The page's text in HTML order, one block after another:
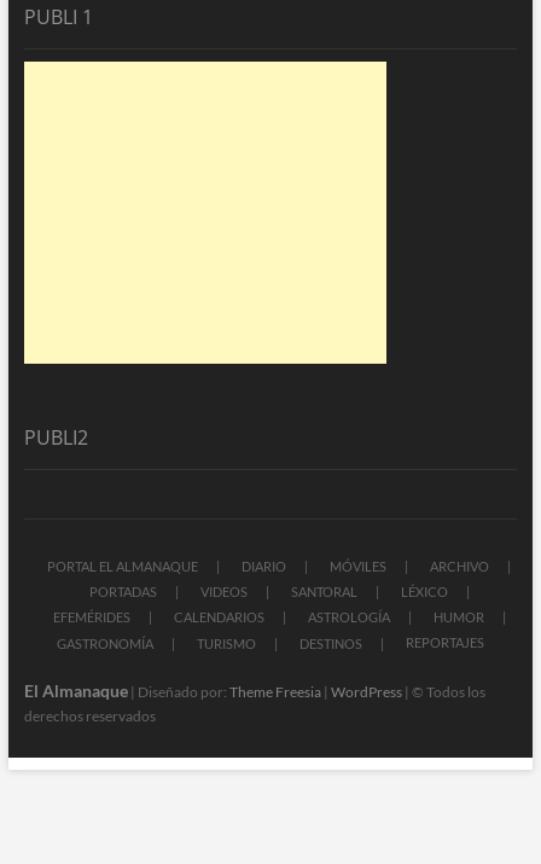
PUBLI 1
PUBLI2
PORTAL EL ALMANAQUE DIARIO MÓVILES
ARCHIVO
PORTADAS
VIDEOS SANTORAL
LÉXICO
EFEMÉRIDES
CALENDARIOS ASTROLOGÍA
HUMOR
GASTRONOMÍA
TURISMO DESTINOS REPORTAJES
El Almanaque| Diseñado por: Theme Freesia| WordPress| © Todos los
derechos reservados